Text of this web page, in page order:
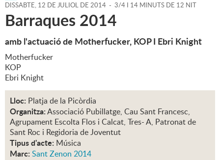
DISSABTE, 12 DE JULIOL DE 2014 - 3/4 I 14 MINUTS DE 12 NIT
Barraques 2014
amb l'actuació de Motherfucker, KOP I Ebri Knight
Motherfucker
KOP
Ebri Knight
Lloc: Platja de la Picòrdia
Organitza:Associació Pubillatge, Cau Sant Francesc,
Agrupament Escolta Flos i Calcat, Tres- A, Patronat de
Sant Roc i Regidoria de Joventut
Tipus d'acte: Música
Marc: Sant Zenon 2014